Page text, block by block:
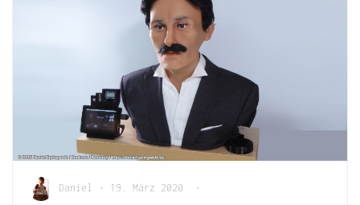
Daniel • 19. März 2020 •